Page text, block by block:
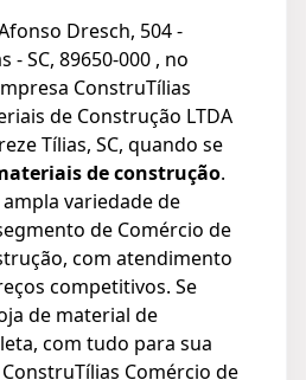
Dresch, 504 -
- SC, 89650-000 , no
ConstruTílias
de Construção LTDA
Tílias, SC, quando se
de construção.
variedade de
de Comércio de
com atendimento
competitivos. Se
de material de
com tudo para sua
Comércio de